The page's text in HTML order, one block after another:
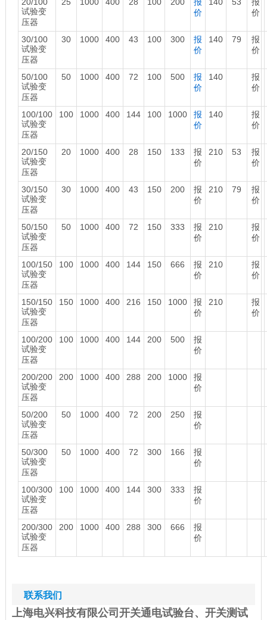
试验变
压器
价
价
30/100
试验变
压器
30 1000 400 43 100 300
报
价
140 79
报
价
50/100
试验变
压器
50 1000 400 72 100 500
报
价
140
报
价
100/100
试验变
压器
100 1000 400 144 100 1000
报
价
140
报
价
20/150
试验变
压器
20 1000 400 28 150 133
报
价
210 53
报
价
30/150
试验变
压器
30 1000 400 43 150 200
报
价
210 79
报
价
50/150
试验变
压器
50 1000 400 72 150 333
报
价
210
报
价
100/150
试验变
压器
100 1000 400 144 150 666
报
价
210
报
价
150/150
试验变
压器
150 1000 400 216 150 1000
报
价
210
报
价
100/200
试验变
压器
100 1000 400 144 200 500
报
价
200/200
试验变
压器
200 1000 400 288 200 1000
报
价
50/200
试验变
压器
50 1000 400 72 200 250
报
价
50/300
试验变
压器
50 1000 400 72 300 166
报
价
100/300
试验变
压器
100 1000 400 144 300 333
报
价
200/300
试验变
压器
200 1000 400 288 300 666
报
价
联系我们
上海电兴科技有限公司开关通电试验台、开关测试